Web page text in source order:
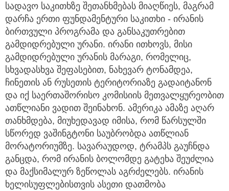
სადავო საკითხზე შეთანხმებას მიაღწიეს, მაგრამ
დარჩა ერთი ფუნდამენტური საკითხი - ირანის
ბირთვული პროგრამა და განსაკუთრებით
გამდიდრებული ურანი. ირანი ითხოვს, მისი
გამდიდრებული ურანის მარაგი, რომელიც,
სხვადასხვა შეფასებით, ნახევარ ტონამდეა,
ჩინეთის ან რუსეთის ტერიტორიაზე გადაიტანონ
და იქ საერთაშორისო კომისიის მეთვალყურეობით
ათწლიანი ვადით შეინახონ. ამერიკა ამაზე აღარ
თანხმდება, მიუხედავად იმისა, რომ წარსულში
სწორედ ვაშინგტონი საუბრობდა ათწლიან
მორატორიუმზე. სავარაუდოდ, ტრამპს გაუჩნდა
განცდა, რომ ირანის ბოლომდე გატეხა შეუძლია
და მაქსიმალურ ზეწოლას აგრძელებს. ირანის
ხელისუფლებისთვის ასეთი დათმობა